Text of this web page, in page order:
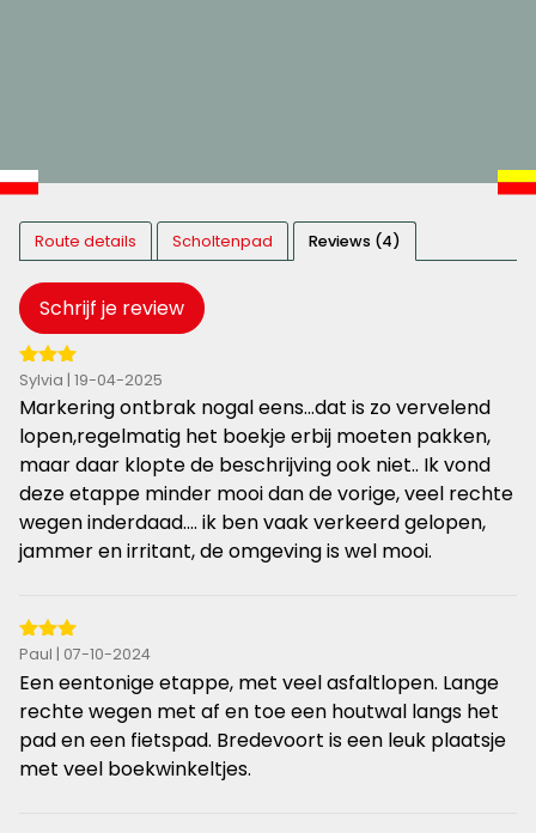
Route details Scholtenpad Reviews (4)
Schrijf je review
3
van
de
5
sterren
Sylvia | 19-04-2025
Markering ontbrak nogal eens...dat is zo vervelend
lopen,regelmatig het boekje erbij moeten pakken,
maar daar klopte de beschrijving ook niet.. Ik vond
deze etappe minder mooi dan de vorige, veel rechte
wegen inderdaad.... ik ben vaak verkeerd gelopen,
jammer en irritant, de omgeving is wel mooi.
3
van
de
5
sterren
Paul | 07-10-2024
Een eentonige etappe, met veel asfaltlopen. Lange
rechte wegen met af en toe een houtwal langs het
pad en een fietspad. Bredevoort is een leuk plaatsje
met veel boekwinkeltjes.